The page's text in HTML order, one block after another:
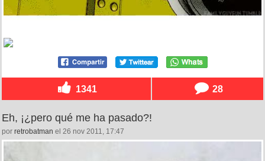
1341 28
Eh, ¡¿pero qué me ha pasado?!
por retrobatman el 26 nov 2011, 17:47